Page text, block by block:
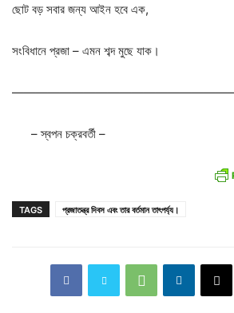
ছোট বড় সবার জন্য আইন হবে এক,
সংবিধানে প্রজা – এমন শব্দ মুছে যাক।
–স্বপন চক্রবর্তী –
TAGS প্রজাতন্ত্র দিবস এবং তার বর্তমান তাৎপর্য্য।